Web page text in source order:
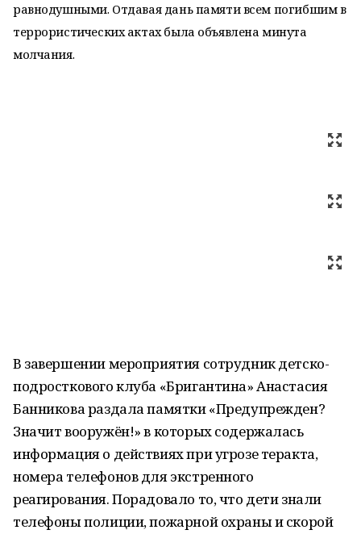
равнодушными. Отдавая дань памяти всем погибшим в
террористических актах была объявлена минута
молчания.
В завершении мероприятия сотрудник детско-
подросткового клуба «Бригантина» Анастасия
Банникова раздала памятки «Предупрежден?
Значит вооружён!» в которых содержалась
информация о действиях при угрозе теракта,
номера телефонов для экстренного
реагирования. Порадовало то, что дети знали
телефоны полиции, пожарной охраны и скорой